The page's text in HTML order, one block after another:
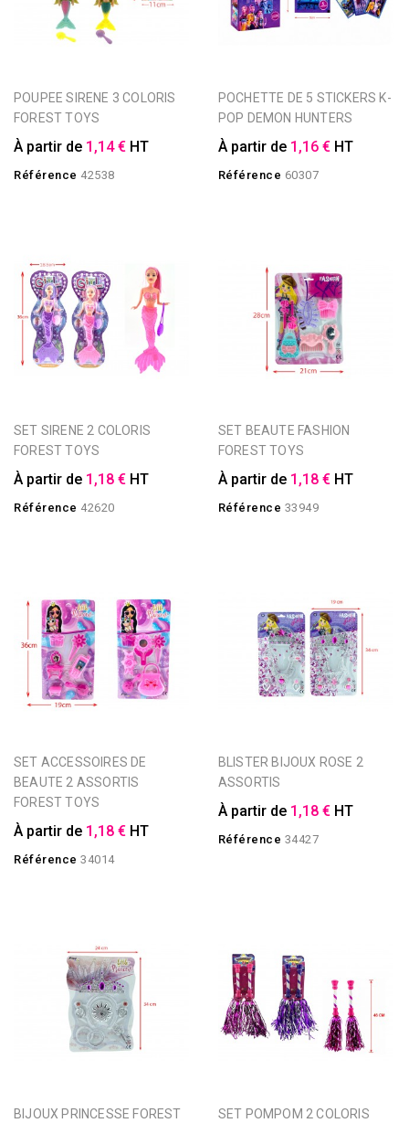
POUPEE SIRENE 3 COLORIS
FOREST TOYS
À partir de 1,14 € HT
Référence 42538
POCHETTE DE 5 STICKERS K-
POP DEMON HUNTERS
À partir de 1,16 € HT
Référence 60307
SET SIRENE 2 COLORIS
FOREST TOYS
À partir de 1,18 € HT
Référence 42620
SET BEAUTE FASHION
FOREST TOYS
À partir de 1,18 € HT
Référence 33949
SET ACCESSOIRES DE
BEAUTE 2 ASSORTIS
FOREST TOYS
À partir de 1,18 € HT
Référence 34014
BLISTER BIJOUX ROSE 2
ASSORTIS
À partir de 1,18 € HT
Référence 34427
BIJOUX PRINCESSE FOREST
SET POMPOM 2 COLORIS